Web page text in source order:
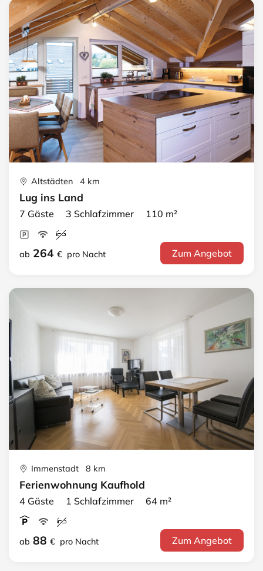
Altstädten 4 km
Lug ins Land
7 Gäste 3 Schlafzimmer 110 m²
ab 264 € pro Nacht Zum Angebot
Immenstadt 8 km
Ferienwohnung Kaufhold
4 Gäste 1 Schlafzimmer 64 m²
ab 88 € pro Nacht Zum Angebot